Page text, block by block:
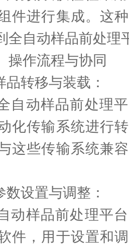
件进行集成。这
全自动样品前处理
作流程与协同
转移与装载：
动样品前处理平
化传输系统进行
这些传输系统兼
设置与调整：
样品前处理平台
件，用于设置和